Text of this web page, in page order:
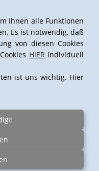
liefern Bilddaten
Ihnen alle Funktionen
Es ist notwendig, daß
von diesen Cookies
HIERindividuell
ist uns wichtig. Hier